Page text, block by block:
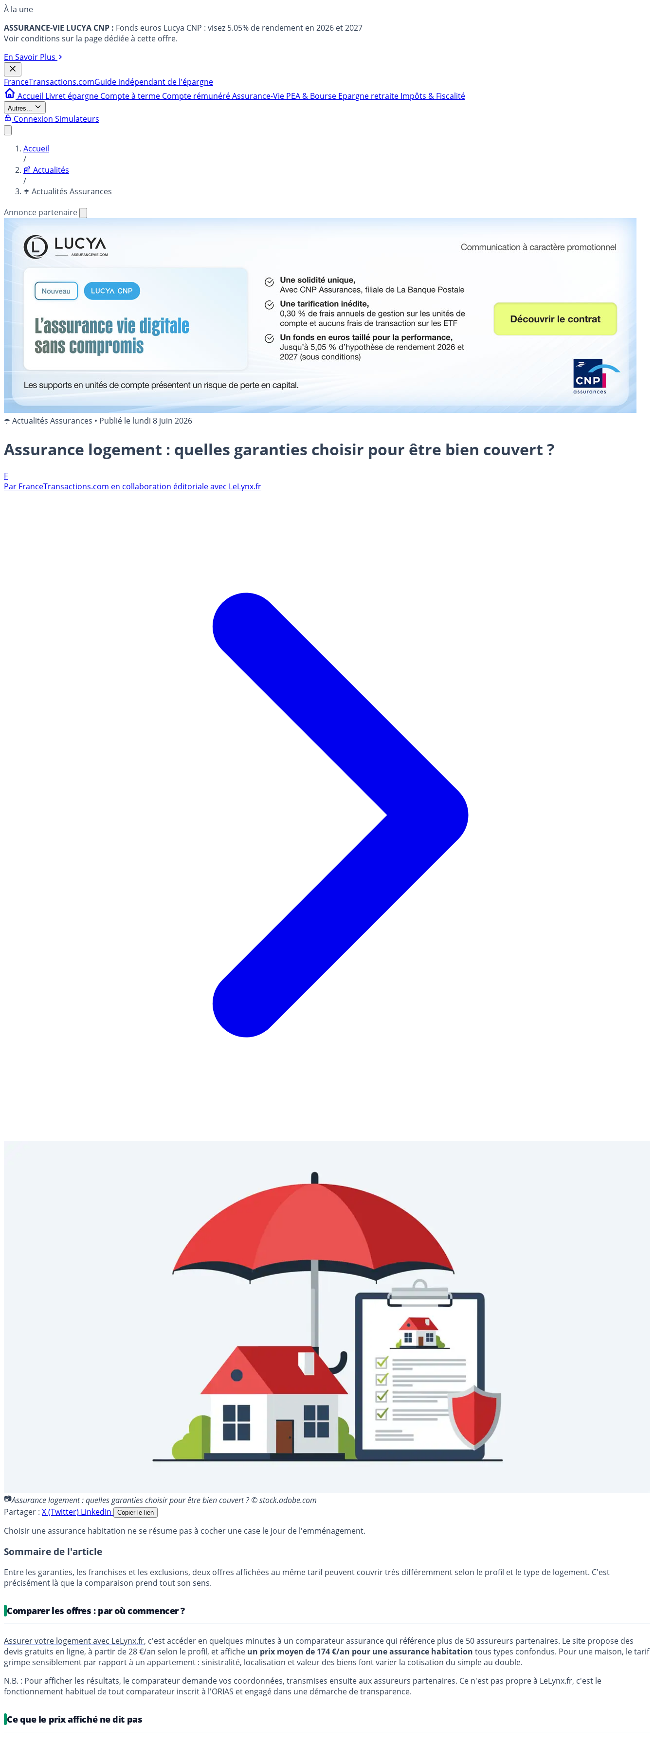
À la une
ASSURANCE-VIE LUCYA CNP : Fonds euros Lucya CNP : visez 5.05% de rendement en 2026 et 2027
Voir conditions sur la page dédiée à cette offre.
En Savoir Plus
FranceTransactions.comGuide indépendant de l'épargne
Accueil Livret épargne Compte à terme Compte rémunéréAssurance-Vie PEA & Bourse Epargne retraite Impôts & Fiscalité
Autres...
Connexion Simulateurs
Accueil
/
📰 Actualités
/
☂️ Actualités Assurances
Annonce partenaire
☂️ Actualités Assurances • Publié le lundi 8 juin 2026
Assurance logement : quelles garanties choisir pour être bien couvert ?
F
Par FranceTransactions.com en collaboration éditoriale avec LeLynx.fr
Assurance logement : quelles garanties choisir pour être bien couvert ? © stock.adobe.com
Partager : X (Twitter) LinkedIn Copier le lien
Choisir une assurance habitation ne se résume pas à cocher une case le jour de l'emménagement.
Sommaire de l'article
Entre les garanties, les franchises et les exclusions, deux offres affichées au même tarif peuvent couvrir très différemment selon le profil et le type de logement. C'est
précisément là que la comparaison prend tout son sens.
Comparer les offres : par où commencer ?
Assurer votre logement avec LeLynx.fr, c'est accéder en quelques minutes à un comparateur assurance qui référence plus de 50 assureurs partenaires. Le site propose des
devis gratuits en ligne, à partir de 28 €/an selon le profil, et affiche un prix moyen de 174 €/an pour une assurance habitation tous types confondus. Pour une maison, le tarif
grimpe sensiblement par rapport à un appartement : sinistralité, localisation et valeur des biens font varier la cotisation du simple au double.
N.B. : Pour afficher les résultats, le comparateur demande vos coordonnées, transmises ensuite aux assureurs partenaires. Ce n'est pas propre à LeLynx.fr, c'est le
fonctionnement habituel de tout comparateur inscrit à l'ORIAS et engagé dans une démarche de transparence.
Ce que le prix affiché ne dit pas